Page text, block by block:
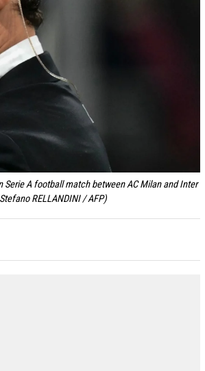
A football match between AC Milan and Inter
RELLANDINI / AFP)